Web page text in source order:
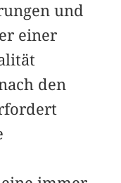
und
einer
den